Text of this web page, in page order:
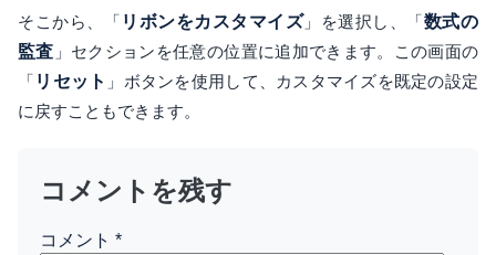
そこから、「 リボンをカスタマイズ」を選択し、「数式の
監査 」セクションを任意の位置に追加できます。この画面の
「 リセット 」ボタンを使用して、カスタマイズを既定の設定
に戻すこともできます。
コメントを残す
コメント *